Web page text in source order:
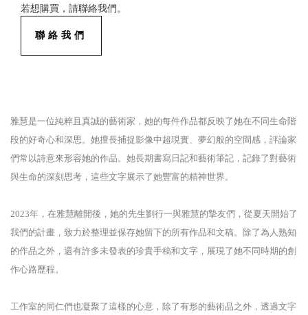
若想購買，請聯絡我們。
聯絡我們
雅慧是一位純粹且真誠的藝術家，她的每件作品都反映了她在不同生命階
段的好奇心和深思。她擅長捕捉影像中超現實、夢幻般的空間感，評論家
們常以詩意來形容她的作品。她長期書寫日記和藝術筆記，記錄了對藝術
與生命的深刻思考，這些文字展示了她豐富的精神世界。
2023年，在雅慧離開後，她的先生劉行一與雅慧的摯友們，從夏天開始了
我們的計畫，致力於整理並保存她留下的所有作品和文稿。除了為人熟知
的作品之外，還有許多未發表的珍貴手稿和文字，展現了她不同時期的創
作心路歷程。
工作室的同仁們也凝聚了這樣的心意，除了有形的藝術品之外，透過文字